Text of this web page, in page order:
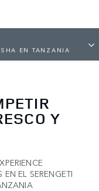
EN TANZANIA
Y
EL SERENGETI